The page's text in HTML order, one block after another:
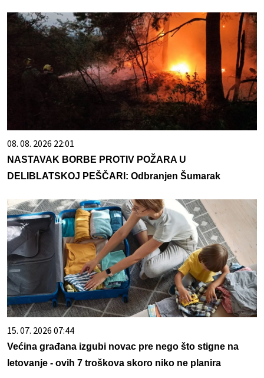
08. 08. 2026 22:01
NASTAVAK BORBE PROTIV POŽARA U
DELIBLATSKOJ PEŠČARI: Odbranjen Šumarak
15. 07. 2026 07:44
Većina građana izgubi novac pre nego što stigne na
letovanje - ovih 7 troškova skoro niko ne planira